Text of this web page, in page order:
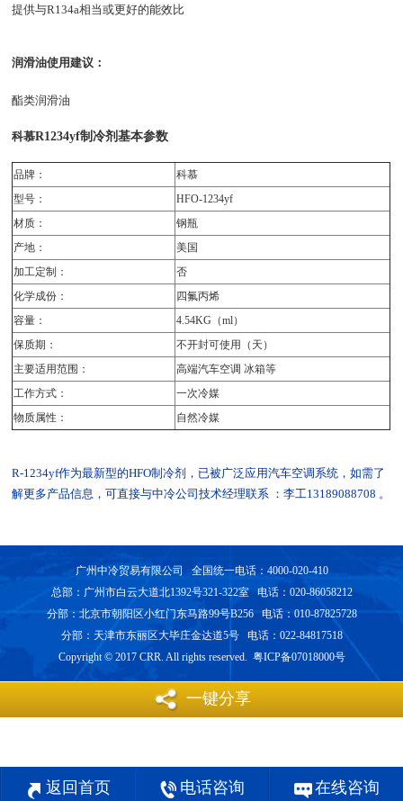
提供与R134a相当或更好的能效比
润滑油使用建议：
酯类润滑油
科慕R1234yf制冷剂基本参数
品牌：
科慕
型号：
HFO-1234yf
材质：
钢瓶
产地：
美国
加工定制：
否
化学成份：
四氟丙烯
容量：
4.54KG（ml）
保质期：
不开封可使用（天）
主要适用范围：
高端汽车空调 冰箱等
工作方式：
一次冷媒
物质属性：
自然冷媒
R-1234yf作为最新型的HFO制冷剂，已被广泛应用汽车空调系统，如需了
解更多产品信息，可直接与中冷公司技术经理联系 ：李工13189088708 。
广州中冷贸易有限公司 全国统一电话：4000-020-410
总部：广州市白云大道北1392号321-322室 电话：020-86058212
分部：北京市朝阳区小红门东马路99号B256 电话：010-87825728
分部：天津市东丽区大毕庄金达道5号 电话：022-84817518
Copyright © 2017 CRR. All rights reserved. 粤ICP备07018000号
一键分享
返回首页 电话咨询 在线咨询